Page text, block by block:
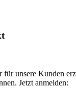
unsere Kunden
Jetzt anmelden: